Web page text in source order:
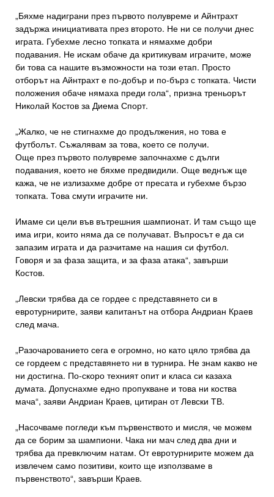
„Бяхме надиграни през първото полувреме и Айнтрахт
задържа инициативата през второто. Не ни се получи днес
играта. Губехме лесно топката и нямахме добри
подавания. Не искам обаче да критикувам играчите, може
би това са нашите възможности на този етап. Просто
отборът на Айнтрахт е по-добър и по-бърз с топката. Чисти
положения обаче нямаха преди гола“, призна треньорът
Николай Костов за Диема Спорт.
„Жалко, че не стигнахме до продължения, но това е
футболът. Съжалявам за това, което се получи.
Още през първото полувреме започнахме с дълги
подавания, което не бяхме предвидили. Още веднъж ще
кажа, че не излизахме добре от пресата и губехме бързо
топката. Това смути играчите ни.
Имаме си цели във вътрешния шампионат. И там също ще
има игри, които няма да се получават. Въпросът е да си
запазим играта и да разчитаме на нашия си футбол.
Говоря и за фаза защита, и за фаза атака“, завърши
Костов.
„Левски трябва да се гордее с представянето си в
евротурнирите, заяви капитанът на отбора Андриан Краев
след мача.
„Разочарованието сега е огромно, но като цяло трябва да
се гордеем с представянето ни в турнира. Не знам какво не
ни достигна. По-скоро техният опит и класа си казаха
думата. Допуснахме едно пропукване и това ни коства
мача“, заяви Андриан Краев, цитиран от Левски ТВ.
„Насочваме погледи към първенството и мисля, че можем
да се борим за шампиони. Чака ни мач след два дни и
трябва да превключим натам. От евротурнирите можем да
извлечем само позитиви, които ще използваме в
първенството“, завърши Краев.